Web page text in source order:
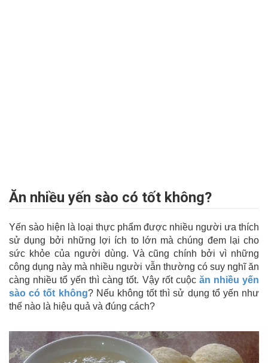
Ăn nhiều yến sào có tốt không?
Yến sào hiện là loại thực phẩm được nhiều người ưa thích
sử dụng bởi những lợi ích to lớn mà chúng đem lại cho
sức khỏe của người dùng. Và cũng chính bởi vì những
công dụng này mà nhiều người vẫn thường có suy nghĩ ăn
càng nhiều tổ yến thì càng tốt. Vậy rốt cuộc ăn nhiều yến
sào có tốt không? Nếu không tốt thì sử dụng tổ yến như
thế nào là hiệu quả và đúng cách?